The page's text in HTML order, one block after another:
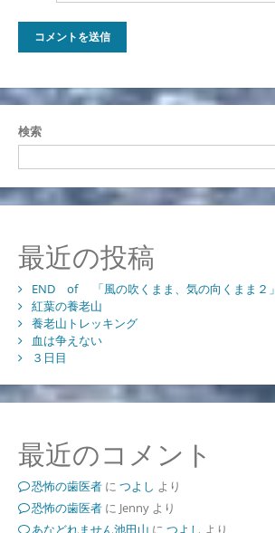
検索
最近の投稿
END of 「風の吹くまま、気の向くまま２」
紅葉の養老山
養老山トレッキング
血は争えない
３日目
最近のコメント
恐怖の歯医者に つよし より
恐怖の歯医者に Jennyより
あなどれません池田山 に つよし より